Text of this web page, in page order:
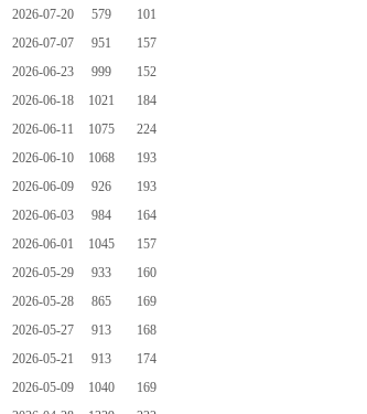
2026-07-20 579
101
2026-07-07 951
157
2026-06-23 999
152
2026-06-18 1021
184
2026-06-11 1075
224
2026-06-10 1068
193
2026-06-09 926
193
2026-06-03 984
164
2026-06-01 1045
157
2026-05-29 933
160
2026-05-28 865
169
2026-05-27 913
168
2026-05-21 913
174
2026-05-09 1040
169